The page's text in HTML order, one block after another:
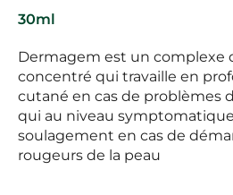
30ml
Dermagem est un complexe
concentré qui travaille en
cutané en cas de problèmes
qui au niveau
soulagement en cas de
rougeurs de la peau